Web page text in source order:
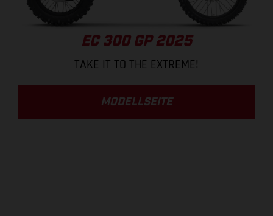
EC 300 GP 2025
TAKE IT TO THE EXTREME!
MODELLSEITE